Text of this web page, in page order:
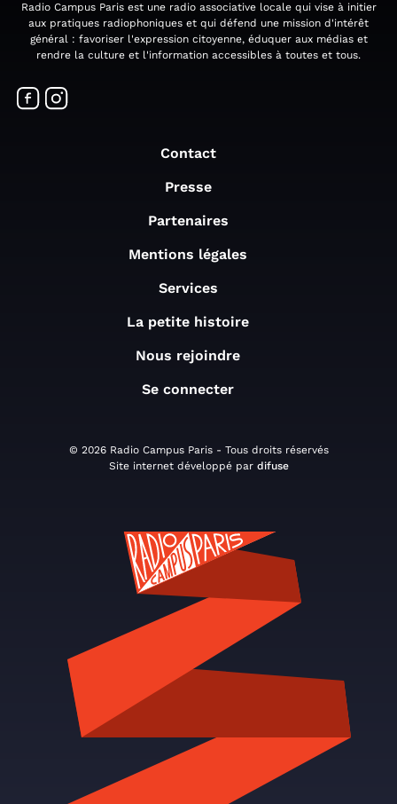
Radio Campus Paris est une radio associative locale qui vise à initier
aux pratiques radiophoniques et qui défend une mission d'intérêt
général : favoriser l'expression citoyenne, éduquer aux médias et
rendre la culture et l'information accessibles à toutes et tous.
Contact
Presse
Partenaires
Mentions légales
Services
La petite histoire
Nous rejoindre
Se connecter
© 2026 Radio Campus Paris - Tous droits réservés
Site internet développé par difuse